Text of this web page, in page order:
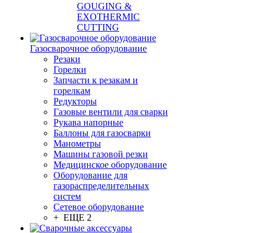
GOUGING &
EXOTHERMIC
CUTTING
Газосварочное оборудование
Резаки
Горелки
Запчасти к резакам и
горелкам
Редукторы
Газовые вентили для сварки
Рукава напорные
Баллоны для газосварки
Манометры
Машины газовой резки
Медицинское оборудование
Оборудование для
газораспределительных
систем
Сетевое оборудование
+ ЕЩЕ 2